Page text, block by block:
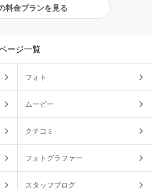
料金プランを見る
ージ一覧
フォト
ムービー
クチコミ
フォトグラファー
スタッフブログ